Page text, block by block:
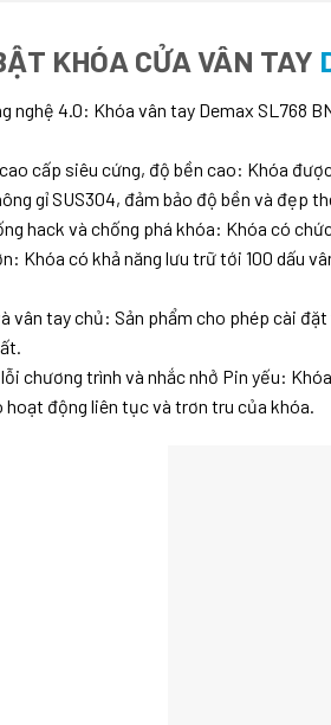
KHÓA CỬA VÂN TAY
nghệ 4.0: Khóa vân tay Demax SL768
cấp siêu cứng, độ bền cao: Khóa
gỉ SUS304, đảm bảo độ bền và đẹp
hack và chống phá khóa: Khóa có
Khóa có khả năng lưu trữ tới 100 dấu
vân tay chủ: Sản phẩm cho phép cài
chương trình và nhắc nhở Pin yếu:
hoạt động liên tục và trơn tru của khóa.